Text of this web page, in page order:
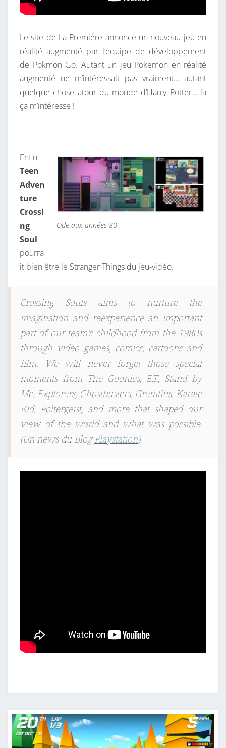
Le site de La Première annonce un nouveau jeu en
réalité augmenté par l’équipe de développement
de Pokmon Go. Autant un jeu Pokemon en réalité
augmenté ne m’intéressait pas vraiment… autant
quelque chose atour du monde d’Harry Potter… là
ça m’intéresse !
Ode aux années 80
Enfin
Teen
Adven
ture
Crossi
ng
Soul
pourra
it bien être le Stranger Things du jeu-vidéo.
Crossing Souls aims to nurture the
imagination and reexperience an important
part of our team’s childhood from the 1980s
through video games, comics, cartoons and
film. We will never forget those special
moments from The Goonies, E.T., Stand by
Me, Explorers, Ghostbusters, Gremlins, Karate
Kid, Poltergeist, and more that shaped our
view of the world and what was possible.
(Un news du BlogPlaystation)